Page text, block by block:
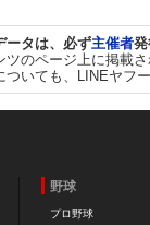
ータは、必ず主催者発
ツのページ上に掲載
いても、LINEヤフ
野球
プロ野球